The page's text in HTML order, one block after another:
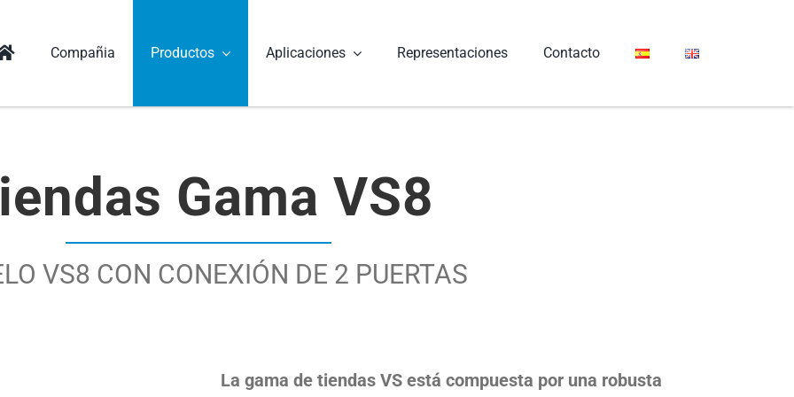
Compañia Productos Aplicaciones Representaciones Contacto
Gama VS8
VS8 CON CONEXIÓN DE 2 PUERTAS
La gama de tiendas VS está compuesta por una robusta